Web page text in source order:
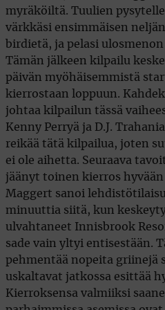
myräköiltä. Tuulien
värkkäsi ensimmäisen
birdietä, ja pelasi ulosmenon
Tämän jälkeen kilpailu
päivän myöhäisemmistä
kierrostaan loppuun.
johtaa kilpailun tässä
Kenny Perryä ja D.J.
reikää tätä kilpailua, joten
ei ole aihetta. Seuraava
jäänyt toinen kierros
Maggert sanoi
minuuttia siitä, kun
ulvahtaneet Innisbrook
sade vain yltyi entisestään.
pehmentää nopeita griinejä
uskaltavat jatkossa esittää
Kierroksensa valmiiksi